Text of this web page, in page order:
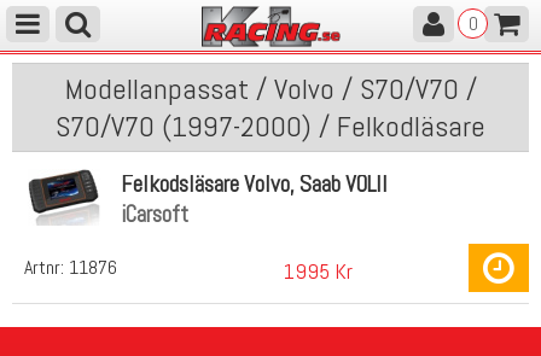
0
Modellanpassat / Volvo / S70/V70 /
S70/V70 (1997-2000) / Felkodläsare
Artnr: 11876
Felkodsläsare Volvo, Saab VOLII
iCarsoft
1995 Kr